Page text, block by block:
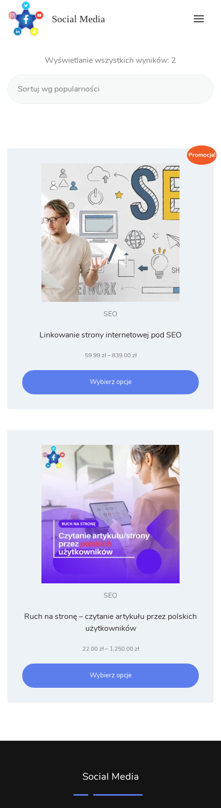
content
Social Media
Wyświetlanie wszystkich wyników: 2
Promocja!
SEO
Linkowanie strony internetowej pod SEO
59.99zł – 839.00złZakres
od
Wybierz opcje
SEO
Ruch na stronę – czytanie artykułu przez polskich
użytkowników
22.00zł – 1,250.00złZakres
od
Wybierz opcje
Social Media